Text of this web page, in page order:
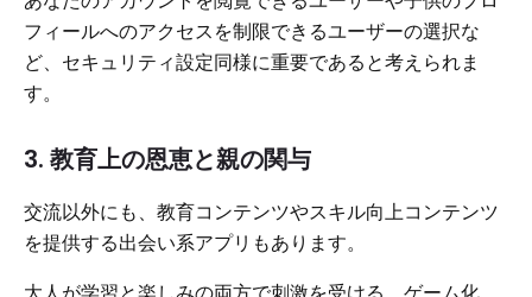
フィールへのアクセスを制限できるユーザーの選択な
ど、セキュリティ設定同様に重要であると考えられま
す。
3. 教育上の恩恵と親の関与
交流以外にも、教育コンテンツやスキル向上コンテンツ
を提供する出会い系アプリもあります。